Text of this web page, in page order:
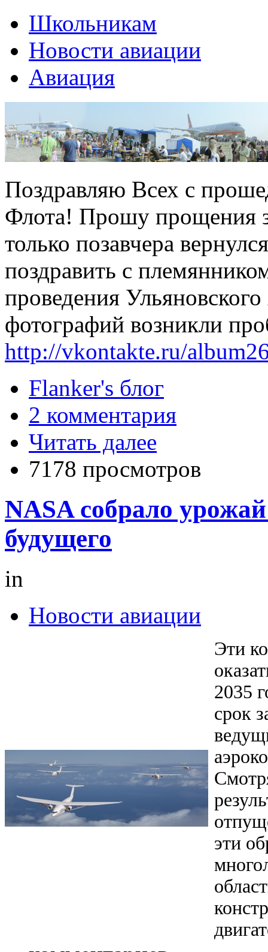
Школьникам
Новости авиации
Авиация
Поздравляю Всех с
Флота! Прошу прощения
только позавчера
поздравить с
проведения
фотографий возникли
http://vkontakte.ru/
Flanker's блог
2 комментария
Читать далее
7178 просмотров
NASA собрало
будущего
in
Новости авиации
Эти
2035
срок
эти